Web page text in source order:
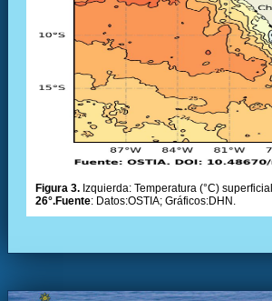
Figura 3. Izquierda: Temperatura (°C)
26°.Fuente: Datos:OSTIA; Gráficos:DHN.